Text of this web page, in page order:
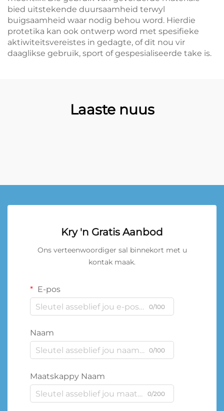
bied uitstekende duursaamheid terwyl
buigsaamheid waar nodig behou word. Hierdie
protetika kan ook ontwerp word met spesifieke
aktiwiteitsvereistes in gedagte, of dit nou vir
daaglikse gebruik, sport of gespesialiseerde take is.
Laaste nuus
Kry 'n Gratis Aanbod
Ons verteenwoordiger sal binnekort met u
kontak maak.
E-pos
0/100
Naam
0/100
Maatskappy Naam
0/200